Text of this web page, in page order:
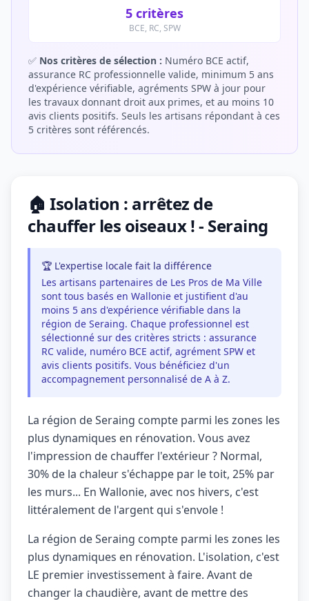
5 critères
BCE, RC, SPW
✅ Nos critères de sélection : Numéro BCE actif,
assurance RC professionnelle valide, minimum 5 ans
d'expérience vérifiable, agréments SPW à jour pour
les travaux donnant droit aux primes, et au moins 10
avis clients positifs. Seuls les artisans répondant à ces
5 critères sont référencés.
🏠 Isolation : arrêtez de
chauffer les oiseaux ! - Seraing
🏆 L'expertise locale fait la différence
Les artisans partenaires de Les Pros de Ma Ville
sont tous basés en Wallonie et justifient d'au
moins 5 ans d'expérience vérifiable dans la
région de Seraing. Chaque professionnel est
sélectionné sur des critères stricts : assurance
RC valide, numéro BCE actif, agrément SPW et
avis clients positifs. Vous bénéficiez d'un
accompagnement personnalisé de A à Z.
La région de Seraing compte parmi les zones les
plus dynamiques en rénovation. Vous avez
l'impression de chauffer l'extérieur ? Normal,
30% de la chaleur s'échappe par le toit, 25% par
les murs... En Wallonie, avec nos hivers, c'est
littéralement de l'argent qui s'envole !
La région de Seraing compte parmi les zones les
plus dynamiques en rénovation. L'isolation, c'est
LE premier investissement à faire. Avant de
changer la chaudière, avant de mettre des